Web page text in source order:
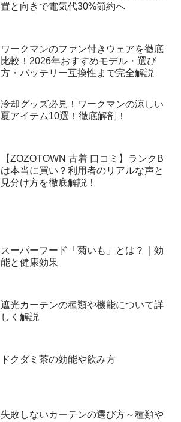
置と向きで電気代30%節約へ
ワークマンのファン付きウェアを徹底
比較！2026年おすすめモデル・選び
方・バッテリー互換性まで完全解説
冷却グッズ必見！ワークマンの涼しい
夏アイテム10選！徹底解剖！
【ZOZOTOWN 古着 口コミ】ランクB
は本当に買い？利用者のリアルな声と
見分け方を徹底解説！
スーパーフード「菊いも」とは？｜効
能と健康効果
遮光カーテンの種類や機能について詳
しく解説
ドクダミ茶の効能や飲み方
失敗しないカーテンの選び方～種類や